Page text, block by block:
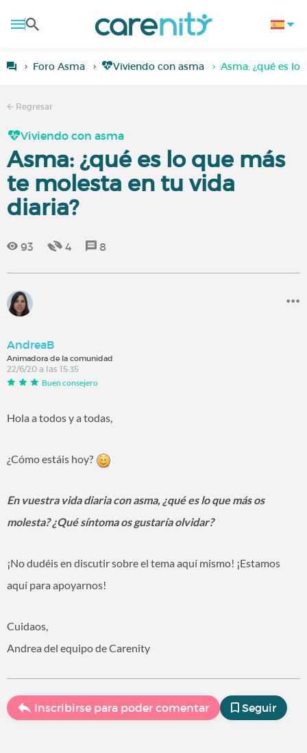
Foro Asma Viviendo con asma Asma: ¿qué es lo
Regresar
Viviendo con asma
Asma: ¿qué es lo que más
te molesta en tu vida
diaria?
93 4 8
AndreaB
Animadora de la comunidad
22/6/20 a las 15:35
Buen consejero
Hola a todos y a todas,
¿Cómo estáis hoy?
En vuestra vida diaria con asma, ¿qué es lo que más os
molesta? ¿Qué síntoma os gustaría olvidar?
¡No dudéis en discutir sobre el tema aquí mismo! ¡Estamos
aquí para apoyarnos!
Cuidaos,
Andrea del equipo de Carenity
Inscribirse para poder comentar Seguir